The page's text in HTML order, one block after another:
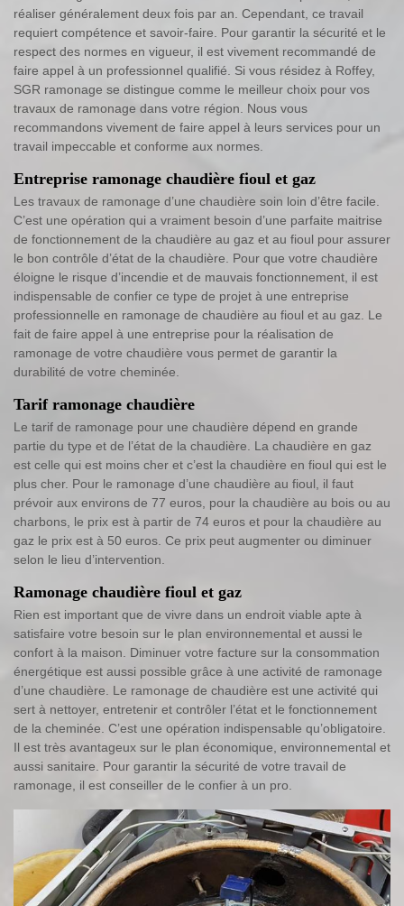
réaliser généralement deux fois par an. Cependant, ce travail
requiert compétence et savoir-faire. Pour garantir la sécurité et le
respect des normes en vigueur, il est vivement recommandé de
faire appel à un professionnel qualifié. Si vous résidez à Roffey,
SGR ramonage se distingue comme le meilleur choix pour vos
travaux de ramonage dans votre région. Nous vous
recommandons vivement de faire appel à leurs services pour un
travail impeccable et conforme aux normes.
Entreprise ramonage chaudière fioul et gaz
Les travaux de ramonage d’une chaudière soin loin d’être facile.
C’est une opération qui a vraiment besoin d’une parfaite maitrise
de fonctionnement de la chaudière au gaz et au fioul pour assurer
le bon contrôle d’état de la chaudière. Pour que votre chaudière
éloigne le risque d’incendie et de mauvais fonctionnement, il est
indispensable de confier ce type de projet à une entreprise
professionnelle en ramonage de chaudière au fioul et au gaz. Le
fait de faire appel à une entreprise pour la réalisation de
ramonage de votre chaudière vous permet de garantir la
durabilité de votre cheminée.
Tarif ramonage chaudière
Le tarif de ramonage pour une chaudière dépend en grande
partie du type et de l’état de la chaudière. La chaudière en gaz
est celle qui est moins cher et c’est la chaudière en fioul qui est le
plus cher. Pour le ramonage d’une chaudière au fioul, il faut
prévoir aux environs de 77 euros, pour la chaudière au bois ou au
charbons, le prix est à partir de 74 euros et pour la chaudière au
gaz le prix est à 50 euros. Ce prix peut augmenter ou diminuer
selon le lieu d’intervention.
Ramonage chaudière fioul et gaz
Rien est important que de vivre dans un endroit viable apte à
satisfaire votre besoin sur le plan environnemental et aussi le
confort à la maison. Diminuer votre facture sur la consommation
énergétique est aussi possible grâce à une activité de ramonage
d’une chaudière. Le ramonage de chaudière est une activité qui
sert à nettoyer, entretenir et contrôler l’état et le fonctionnement
de la cheminée. C’est une opération indispensable qu’obligatoire.
Il est très avantageux sur le plan économique, environnemental et
aussi sanitaire. Pour garantir la sécurité de votre travail de
ramonage, il est conseiller de le confier à un pro.